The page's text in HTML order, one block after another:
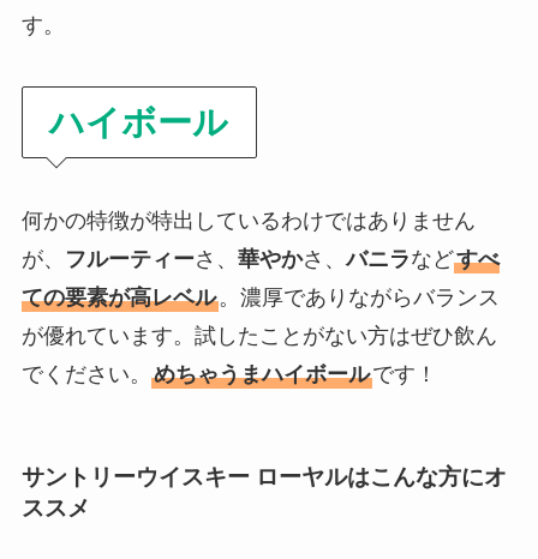
す。
ハイボール
何かの特徴が特出しているわけではありません
が、
フルーティーさ、 華やかさ、バニラなどすべ
ての要素が高レベル。濃厚でありながらバランス
が優れています。試したことがない方はぜひ飲ん
でください。 めちゃうまハイボールです！
サントリーウイスキー ローヤルはこんな方にオ
ススメ